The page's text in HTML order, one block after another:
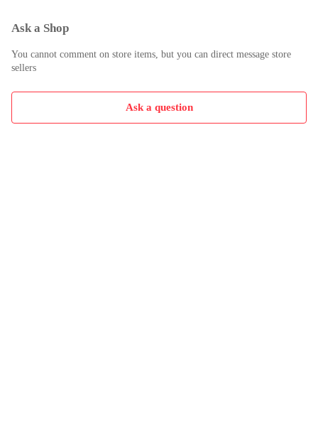
Ask a Shop
You cannot comment on store items, but you can direct message store
sellers
Ask a question